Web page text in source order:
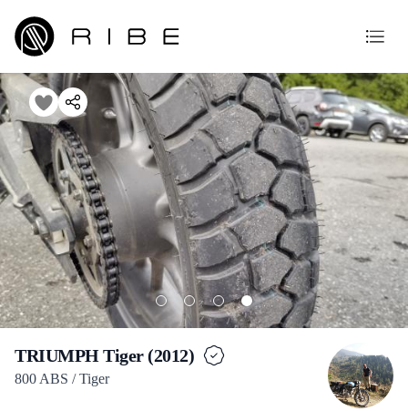
TRIUMPH Tiger (2012)
800 ABS / Tiger